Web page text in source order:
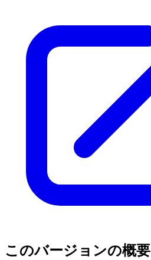
このバージョンの概要